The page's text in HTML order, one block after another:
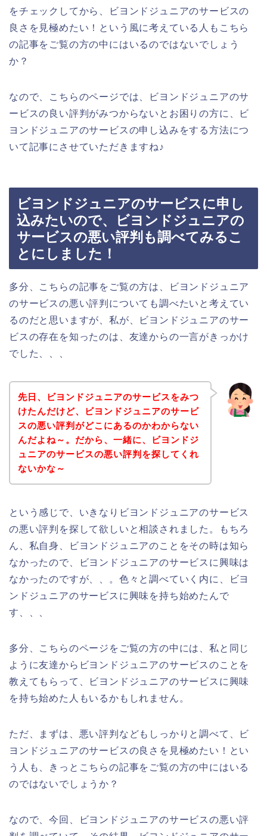
をチェックしてから、ビヨンドジュニアのサービスの
良さを見極めたい！という風に考えている人もこちら
の記事をご覧の方の中にはいるのではないでしょう
か？
なので、こちらのページでは、ビヨンドジュニアのサ
ービスの良い評判がみつからないとお困りの方に、ビ
ヨンドジュニアのサービスの申し込みをする方法につ
いて記事にさせていただきますね♪
ビヨンドジュニアのサービスに申し
込みたいので、ビヨンドジュニアの
サービスの悪い評判も調べてみるこ
とにしました！
多分、こちらの記事をご覧の方は、ビヨンドジュニア
のサービスの悪い評判についても調べたいと考えてい
るのだと思いますが、私が、ビヨンドジュニアのサー
ビスの存在を知ったのは、友達からの一言がきっかけ
でした、、、
先日、ビヨンドジュニアのサービスをみつ
けたんだけど、ビヨンドジュニアのサービ
スの悪い評判がどこにあるのかわからない
んだよね～。だから、一緒に、ビヨンドジ
ュニアのサービスの悪い評判を探してくれ
ないかな～
という感じで、いきなりビヨンドジュニアのサービス
の悪い評判を探して欲しいと相談されました。もちろ
ん、私自身、ビヨンドジュニアのことをその時は知ら
なかったので、ビヨンドジュニアのサービスに興味は
なかったのですが、、。色々と調べていく内に、ビヨ
ンドジュニアのサービスに興味を持ち始めたんで
す、、、
多分、こちらのページをご覧の方の中には、私と同じ
ように友達からビヨンドジュニアのサービスのことを
教えてもらって、ビヨンドジュニアのサービスに興味
を持ち始めた人もいるかもしれません。
ただ、まずは、悪い評判などもしっかりと調べて、ビ
ヨンドジュニアのサービスの良さを見極めたい！とい
う人も、きっとこちらの記事をご覧の方の中にはいる
のではないでしょうか？
なので、今回、ビヨンドジュニアのサービスの悪い評